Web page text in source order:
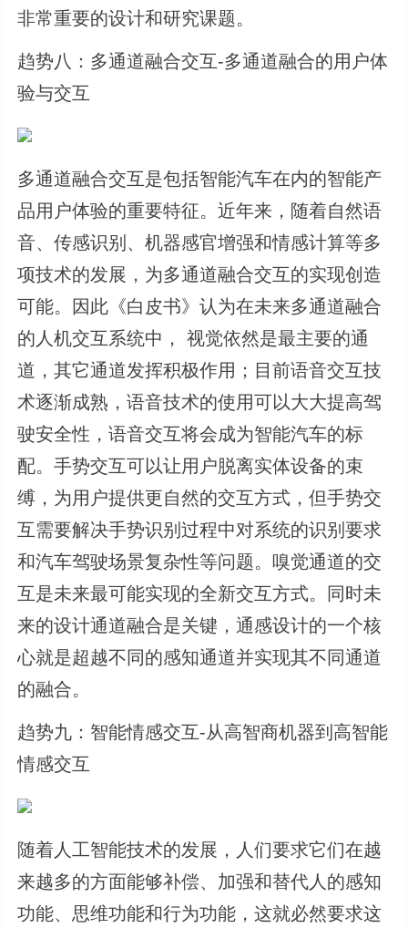
非常重要的设计和研究课题。
趋势八：多通道融合交互-多通道融合的用户体
验与交互
多通道融合交互是包括智能汽车在内的智能产
品用户体验的重要特征。近年来，随着自然语
音、传感识别、机器感官增强和情感计算等多
项技术的发展，为多通道融合交互的实现创造
可能。因此《白皮书》认为在未来多通道融合
的人机交互系统中， 视觉依然是最主要的通
道，其它通道发挥积极作用；目前语音交互技
术逐渐成熟，语音技术的使用可以大大提高驾
驶安全性，语音交互将会成为智能汽车的标
配。手势交互可以让用户脱离实体设备的束
缚，为用户提供更自然的交互方式，但手势交
互需要解决手势识别过程中对系统的识别要求
和汽车驾驶场景复杂性等问题。嗅觉通道的交
互是未来最可能实现的全新交互方式。同时未
来的设计通道融合是关键，通感设计的一个核
心就是超越不同的感知通道并实现其不同通道
的融合。
趋势九：智能情感交互-从高智商机器到高智能
情感交互
随着人工智能技术的发展，人们要求它们在越
来越多的方面能够补偿、加强和替代人的感知
功能、思维功能和行为功能，这就必然要求这